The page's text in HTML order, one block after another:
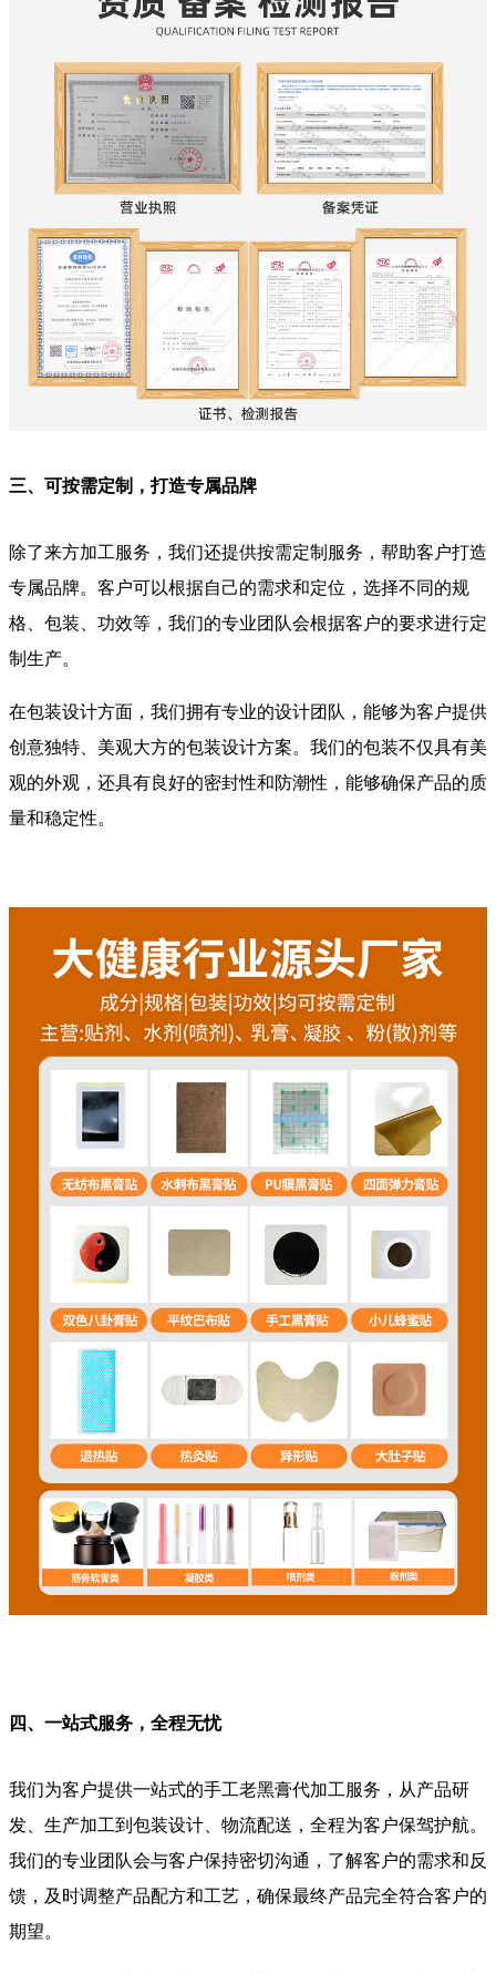
三、可按需定制，打造专属品牌
除了来方加工服务，我们还提供按需定制服务，帮助客户打造
专属品牌。客户可以根据自己的需求和定位，选择不同的规
格、包装、功效等，我们的专业团队会根据客户的要求进行定
制生产。
在包装设计方面，我们拥有专业的设计团队，能够为客户提供
创意独特、美观大方的包装设计方案。我们的包装不仅具有美
观的外观，还具有良好的密封性和防潮性，能够确保产品的质
量和稳定性。
四、一站式服务，全程无忧
我们为客户提供一站式的手工老黑膏代加工服务，从产品研
发、生产加工到包装设计、物流配送，全程为客户保驾护航。
我们的专业团队会与客户保持密切沟通，了解客户的需求和反
馈，及时调整产品配方和工艺，确保最终产品完全符合客户的
期望。